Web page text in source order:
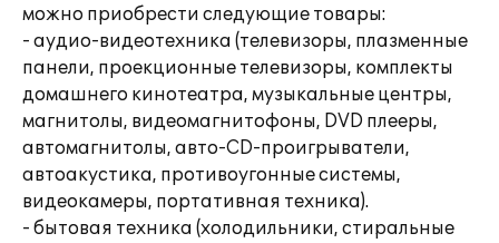
можно приобрести следующие товары:
- аудио-видеотехника (телевизоры, плазменные
панели, проекционные телевизоры, комплекты
домашнего кинотеатра, музыкальные центры,
магнитолы, видеомагнитофоны, DVD плееры,
автомагнитолы, авто-CD-проигрыватели,
автоакустика, противоугонные системы,
видеокамеры, портативная техника).
- бытовая техника (холодильники, стиральные